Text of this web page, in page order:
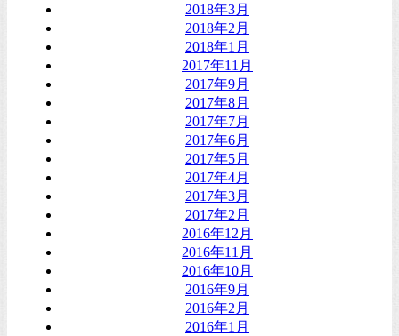
2018年3月
2018年2月
2018年1月
2017年11月
2017年9月
2017年8月
2017年7月
2017年6月
2017年5月
2017年4月
2017年3月
2017年2月
2016年12月
2016年11月
2016年10月
2016年9月
2016年2月
2016年1月